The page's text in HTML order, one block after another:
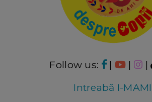
Follow us: | | |
Intreabă I-MAMI